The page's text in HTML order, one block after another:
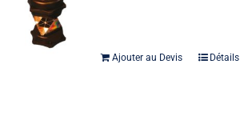
Ajouter au Devis Détails